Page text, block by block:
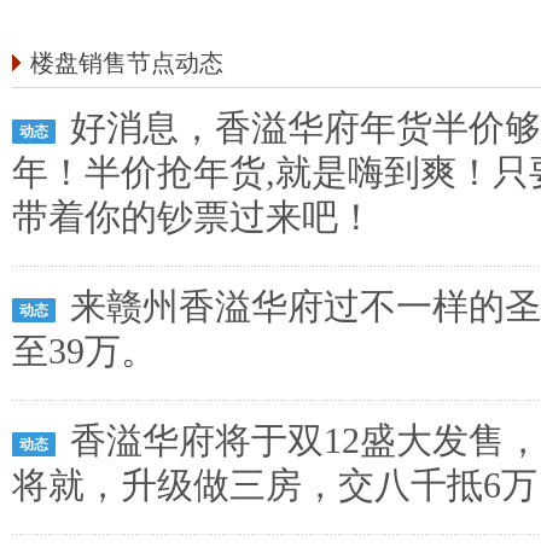
楼盘销售节点动态
动态
好消息，香溢华府年货半价
年！半价抢年货,就是嗨到爽！
带着你的钞票过来吧！
动态
来赣州香溢华府过不一样的
至39万。
动态
香溢华府将于双12盛大发售
将就，升级做三房，交八千抵6